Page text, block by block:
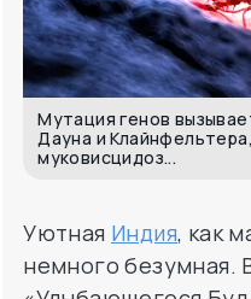
Мутация генов
Дауна и
муковисцидоз...
УютнаяИндия, как
немного безумная.
дебютное
индусами или